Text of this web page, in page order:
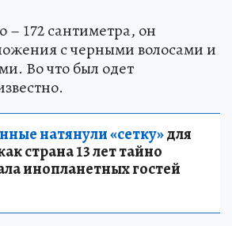
– 172 сантиметра, он
с черными волосами и
Во что был одет
натянули «сетку»для
страна 13 лет тайно
инопланетных гостей